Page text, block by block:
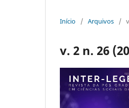
Início / Arquivos /
v. 2 n. 26